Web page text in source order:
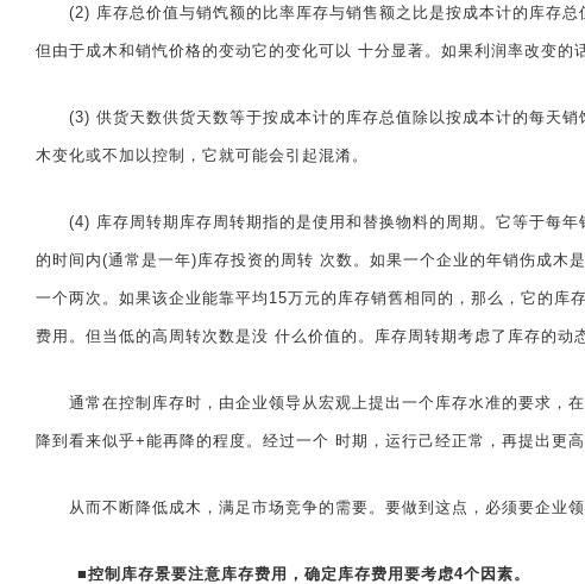
(2) 库存总价值与销饩额的比率厍存与销售额之比是按成本计的库存总
但由于成木和销忾价格的变动它的变化可以 十分显著。如果利润率改变的
(3) 供货天数供货天数等于按成本计的库存总值除以按成本计的每天销
木变化或不加以控制，它就可能会引起混淆。
(4) 库存周转期库存周转期指的是使用和替换物料的周期。它等于每年
的时间内(通常是一年)库存投资的周转 次数。如果一个企业的年销伤成木
一个两次。如果该企业能靠平均15万元的库存销舊相同的，那么，它的
费用。但当低的高周转次数是没 什么价值的。库存周转期考虑了库存的动
通常在控制库存时，由企业领导从宏观上提出一个库存水准的要求，
降到看来似乎+能再降的程度。经过一个 时期，运行己经正常，再提出更
从而不断降低成木，满足市场竞争的需要。要做到这点，必须要企业领
■控制库存景要注意库存费用，确定库存费用要考虑4个因素。